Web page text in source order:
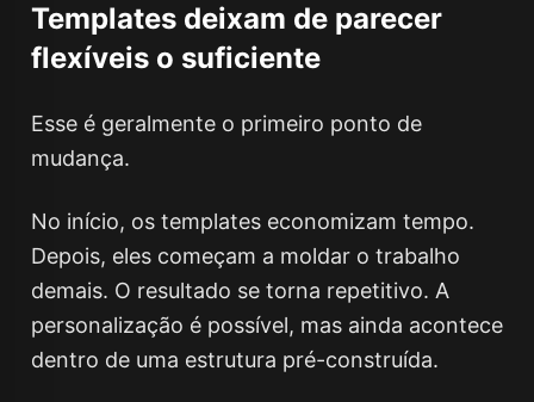
Templates deixam de parecer
flexíveis o suficiente
Esse é geralmente o primeiro ponto de
mudança.
No início, os templates economizam tempo.
Depois, eles começam a moldar o trabalho
demais. O resultado se torna repetitivo. A
personalização é possível, mas ainda acontece
dentro de uma estrutura pré-construída.